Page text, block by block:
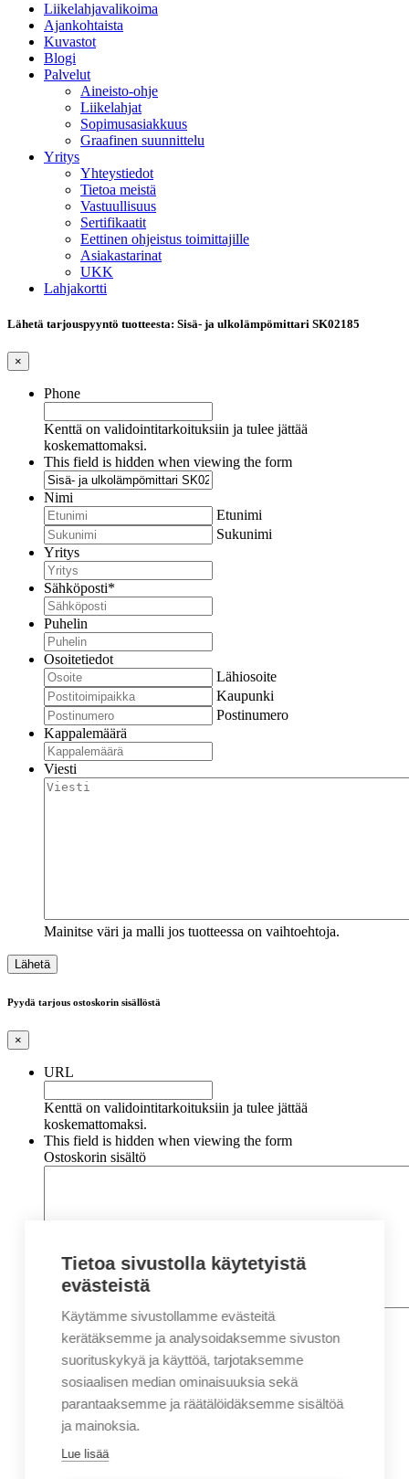
Liikelahjavalikoima
Ajankohtaista
Kuvastot
Blogi
Palvelut
Aineisto-ohje
Liikelahjat
Sopimusasiakkuus
Graafinen suunnittelu
Yritys
Yhteystiedot
Tietoa meistä
Vastuullisuus
Sertifikaatit
Eettinen ohjeistus toimittajille
Asiakastarinat
UKK
Lahjakortti
Lähetä tarjouspyyntö tuotteesta: Sisä- ja ulkolämpömittari SK02185
×
Phone
Kenttä on validointitarkoituksiin ja tulee jättää
koskemattomaksi.
This field is hidden when viewing the form
Nimi
Etunimi
Sukunimi
Yritys
Sähköposti*
Puhelin
Osoitetiedot
Lähiosoite
Kaupunki
Postinumero
Kappalemäärä
Viesti
Mainitse väri ja malli jos tuotteessa on vaihtoehtoja.
Pyydä tarjous ostoskorin sisällöstä
×
URL
Kenttä on validointitarkoituksiin ja tulee jättää
koskemattomaksi.
This field is hidden when viewing the form
Ostoskorin sisältö
Nimi*
Etunimi
Sukunimi
Sähköposti*
Puhelin*
Tietoa sivustolla käytetyistä
evästeistä
Käytämme sivustollamme evästeitä
kerätäksemme ja analysoidaksemme sivuston
suorituskykyä ja käyttöä, tarjotaksemme
sosiaalisen median ominaisuuksia sekä
parantaaksemme ja räätälöidäksemme sisältöä
ja mainoksia.
Lue lisää